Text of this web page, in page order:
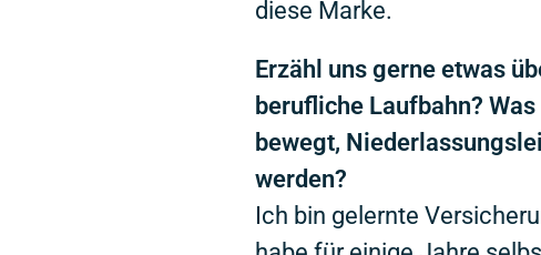
diese Marke.
Erzähl uns gerne etwas
berufliche Laufbahn?
bewegt,
werden?
Ich bin gelernte